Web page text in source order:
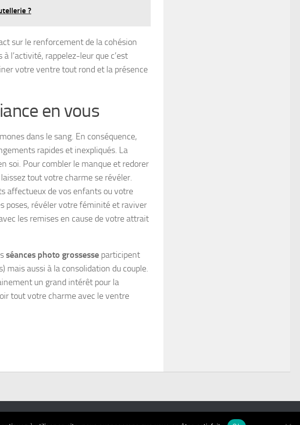
?
sur le renforcement de la cohésion
l’activité, rappelez-leur que c’est
votre ventre tout rond et la présence
en vous
dans le sang. En conséquence,
rapides et inexpliqués. La
soi. Pour combler le manque et redorer
tout votre charme se révéler.
affectueux de vos enfants ou votre
poses, révéler votre féminité et raviver
les remises en cause de votre attrait
séances photo grossesse participent
mais aussi à la consolidation du couple.
un grand intérêt pour la
tout votre charme avec le ventre